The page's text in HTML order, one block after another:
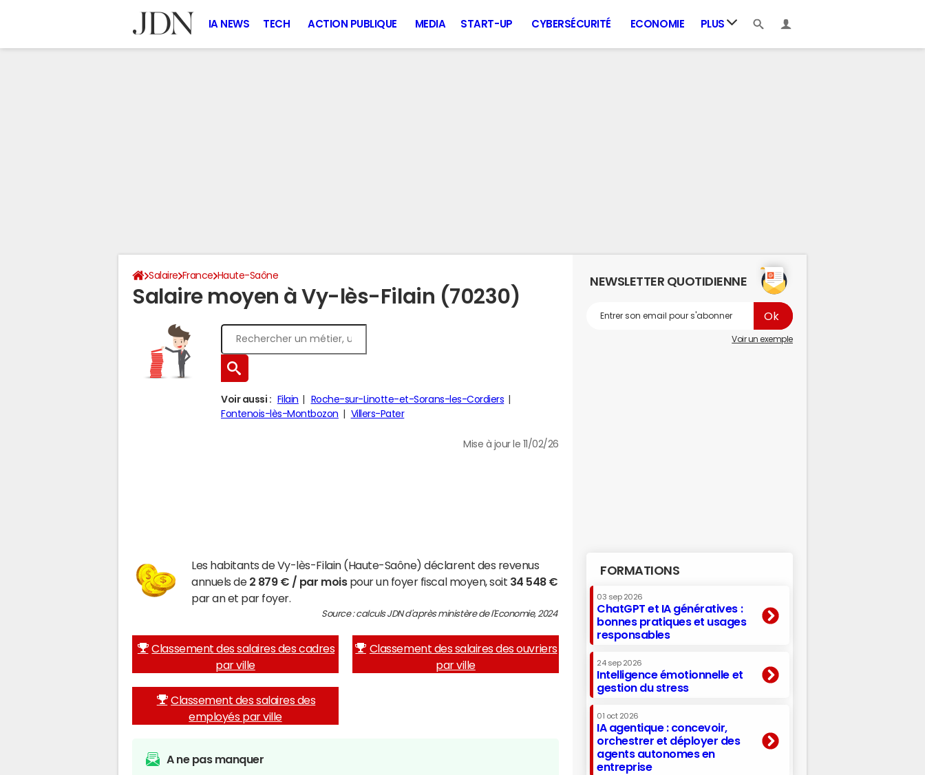
IA NEWS TECH ACTION PUBLIQUE MEDIA START-UP CYBERSÉCURITÉ ECONOMIE PLUS
Salaire France Haute-Saône
Salaire moyen à Vy-lès-Filain (70230)
Voir aussi : Filain
Roche-sur-Linotte-et-Sorans-les-Cordiers
Fontenois-lès-Montbozon
Villers-Pater
Mise à jour le 11/02/26
Les habitants de Vy-lès-Filain (Haute-Saône) déclarent des revenus
annuels de 2 879 € / par moispour un foyer fiscal moyen, soit 34 548 €
par an et par foyer.
Source : calculs JDN d'après ministère de l'Economie, 2024
Classement des salaires des cadres
par ville
Classement des salaires des ouvriers
par ville
Classement des salaires des
employés par ville
A ne pas manquer
NEWSLETTER QUOTIDIENNE
Voir un exemple
FORMATIONS
03 sep 2026
ChatGPT et IA génératives :
bonnes pratiques et usages
responsables
24 sep 2026
Intelligence émotionnelle et
gestion du stress
01 oct 2026
IA agentique : concevoir,
orchestrer et déployer des
agents autonomes en
entreprise